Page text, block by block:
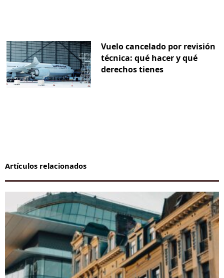
Vuelo cancelado por revisión
técnica: qué hacer y qué
derechos tienes
Artículos relacionados